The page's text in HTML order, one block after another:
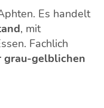
Es handelt
, mit
Fachlich
grau-gelblichen